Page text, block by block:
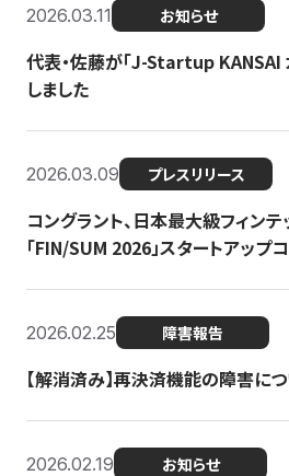
2026.03.11 お知らせ
代表・佐藤が「J-Startup KANSAI
しました
2026.03.09 プレスリリース
コングラント、日本最大級フィンテ
「FIN/SUM 2026」スタートアップ
2026.02.25 障害報告
【解消済み】再決済機能の障害に
2026.02.19 お知らせ